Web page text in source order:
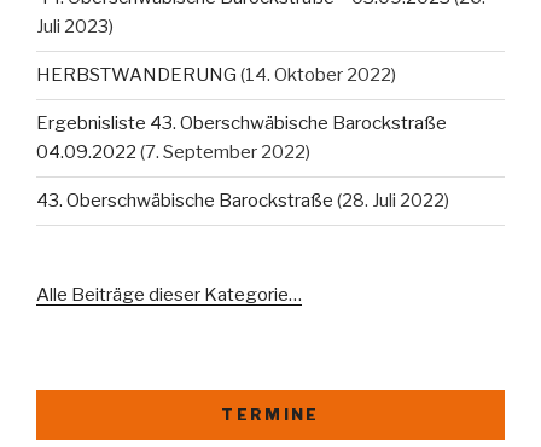
Juli 2023)
HERBSTWANDERUNG (14. Oktober 2022)
Ergebnisliste 43. Oberschwäbische Barockstraße
04.09.2022 (7. September 2022)
43. Oberschwäbische Barockstraße (28. Juli 2022)
Alle Beiträge dieser Kategorie…
TERMINE